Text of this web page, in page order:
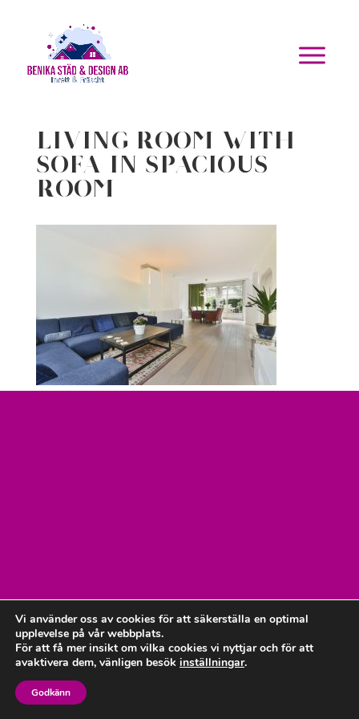
Living room with
sofa in spacious
room
Vi använder oss av cookies för att säkerställa en optimal
upplevelse på vår webbplats.
För att få mer insikt om vilka cookies vi nyttjar och för att
avaktivera dem, vänligen besök inställningar.
Godkänn